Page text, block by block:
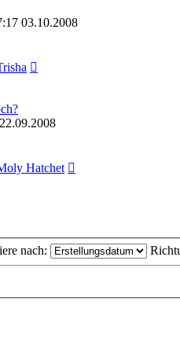
03.10.2008
Hatchet
nach: